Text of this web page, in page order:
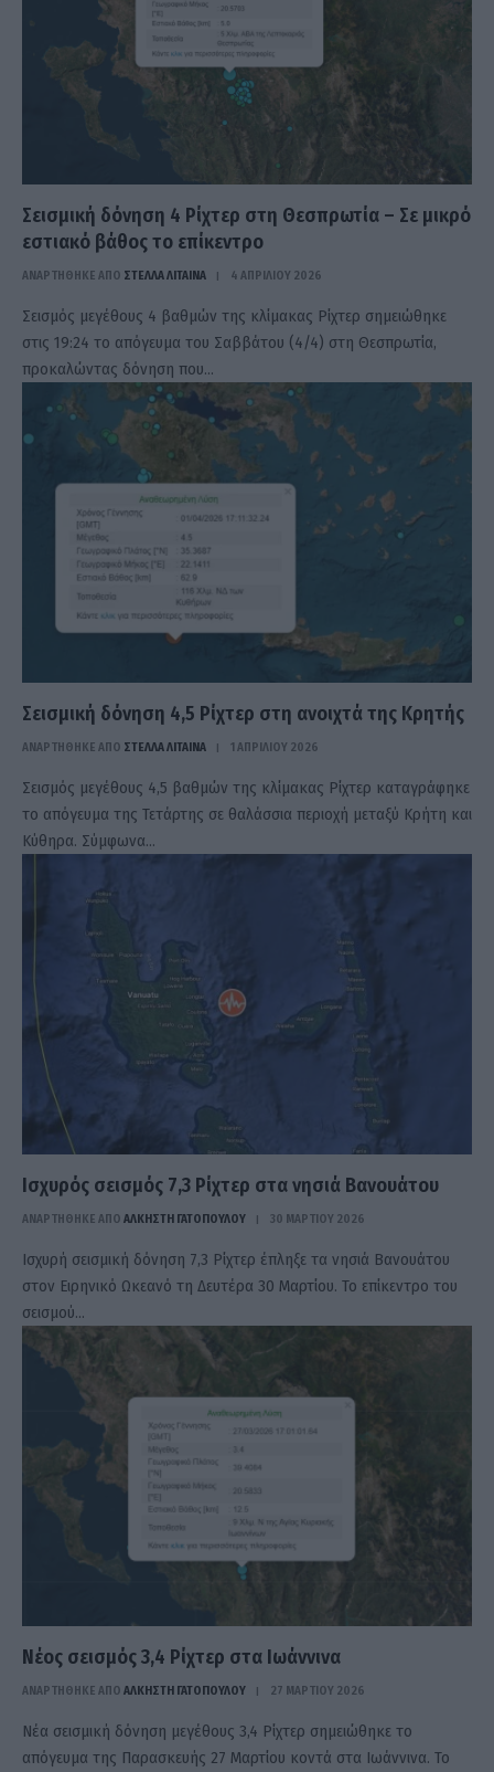
Σεισμική δόνηση 4 Ρίχτερ στη Θεσπρωτία – Σε μικρό
εστιακό βάθος το επίκεντρο
ΑΝΑΡΤΗΘΗΚΕ ΑΠΟ ΣΤΈΛΛΑ ΛΊΤΑΙΝΑ 4 ΑΠΡΙΛΊΟΥ 2026
Σεισμός μεγέθους 4 βαθμών της κλίμακας Ρίχτερ σημειώθηκε
στις 19:24 το απόγευμα του Σαββάτου (4/4) στη Θεσπρωτία,
προκαλώντας δόνηση που…
Σεισμική δόνηση 4,5 Ρίχτερ στη ανοιχτά της Κρητής
ΑΝΑΡΤΗΘΗΚΕ ΑΠΟ ΣΤΈΛΛΑ ΛΊΤΑΙΝΑ 1 ΑΠΡΙΛΊΟΥ 2026
Σεισμός μεγέθους 4,5 βαθμών της κλίμακας Ρίχτερ καταγράφηκε
το απόγευμα της Τετάρτης σε θαλάσσια περιοχή μεταξύ Κρήτη και
Κύθηρα. Σύμφωνα…
Ισχυρός σεισμός 7,3 Ρίχτερ στα νησιά Βανουάτου
ΑΝΑΡΤΗΘΗΚΕ ΑΠΟ ΆΛΚΗΣΤΗ ΓΑΤΟΠΟΎΛΟΥ 30 ΜΑΡΤΊΟΥ 2026
Ισχυρή σεισμική δόνηση 7,3 Ρίχτερ έπληξε τα νησιά Βανουάτου
στον Ειρηνικό Ωκεανό τη Δευτέρα 30 Μαρτίου. Το επίκεντρο του
σεισμού…
Νέος σεισμός 3,4 Ρίχτερ στα Ιωάννινα
ΑΝΑΡΤΗΘΗΚΕ ΑΠΟ ΆΛΚΗΣΤΗ ΓΑΤΟΠΟΎΛΟΥ 27 ΜΑΡΤΊΟΥ 2026
Νέα σεισμική δόνηση μεγέθους 3,4 Ρίχτερ σημειώθηκε το
απόγευμα της Παρασκευής 27 Μαρτίου κοντά στα Ιωάννινα. Το